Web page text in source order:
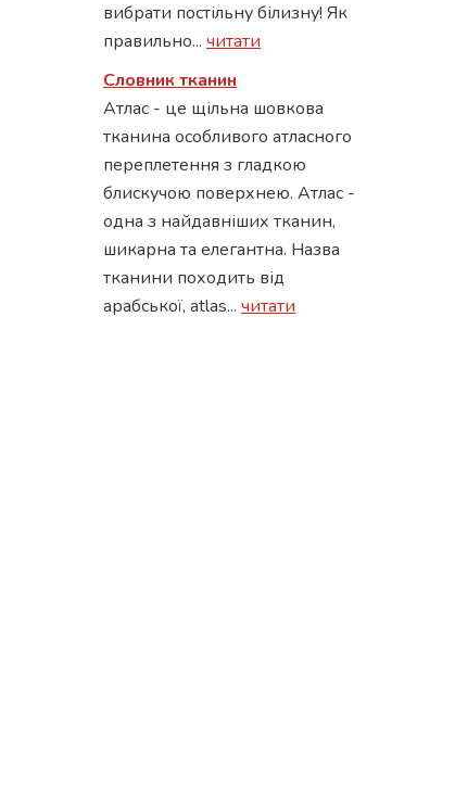
вибрати постільну білизну! Як
правильно... читати
Словник тканин
Атлас - це щільна шовкова
тканина особливого атласного
переплетення з гладкою
блискучою поверхнею. Атлас -
одна з найдавніших тканин,
шикарна та елегантна. Назва
тканини походить від
арабської, atlas... читати